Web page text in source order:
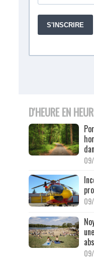
D'HEURE EN